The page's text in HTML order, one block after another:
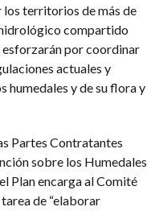
los territorios de más de
compartido
esforzarán por coordinar
actuales y
humedales y de su flora y
Partes Contratantes
sobre los Humedales
Plan encarga al Comité
de “elaborar